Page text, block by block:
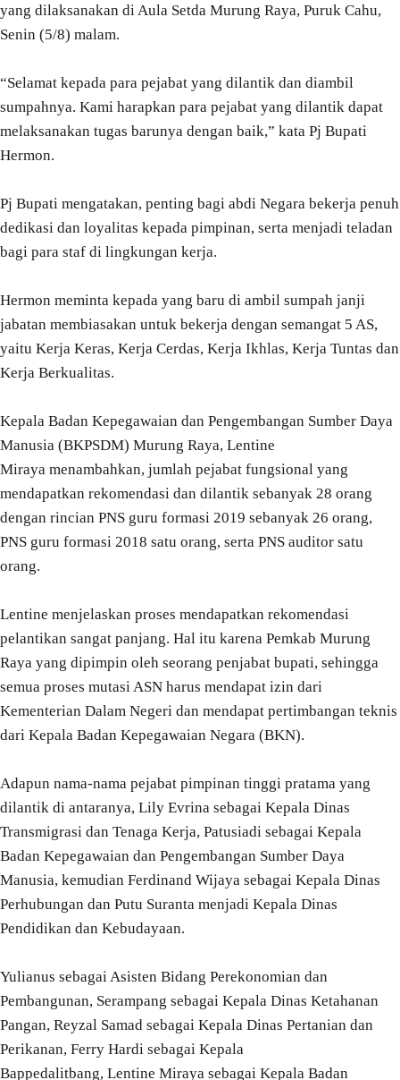
yang dilaksanakan di Aula Setda Murung Raya, Puruk Cahu,
Senin (5/8) malam.
“Selamat kepada para pejabat yang dilantik dan diambil
sumpahnya. Kami harapkan para pejabat yang dilantik dapat
melaksanakan tugas barunya dengan baik,” kata Pj Bupati
Hermon.
Pj Bupati mengatakan, penting bagi abdi Negara bekerja penuh
dedikasi dan loyalitas kepada pimpinan, serta menjadi teladan
bagi para staf di lingkungan kerja.
Hermon meminta kepada yang baru di ambil sumpah janji
jabatan membiasakan untuk bekerja dengan semangat 5 AS,
yaitu Kerja Keras, Kerja Cerdas, Kerja Ikhlas, Kerja Tuntas dan
Kerja Berkualitas.
Kepala Badan Kepegawaian dan Pengembangan Sumber Daya
Manusia (BKPSDM) Murung Raya, Lentine
Miraya menambahkan, jumlah pejabat fungsional yang
mendapatkan rekomendasi dan dilantik sebanyak 28 orang
dengan rincian PNS guru formasi 2019 sebanyak 26 orang,
PNS guru formasi 2018 satu orang, serta PNS auditor satu
orang.
Lentine menjelaskan proses mendapatkan rekomendasi
pelantikan sangat panjang. Hal itu karena Pemkab Murung
Raya yang dipimpin oleh seorang penjabat bupati, sehingga
semua proses mutasi ASN harus mendapat izin dari
Kementerian Dalam Negeri dan mendapat pertimbangan teknis
dari Kepala Badan Kepegawaian Negara­ (BKN).
Adapun nama-nama pejabat pimpinan tinggi pratama yang
dilantik di antaranya, Lily Evrina sebagai Kepala Dinas
Transmigrasi dan Tenaga Kerja, Patusiadi sebagai Kepala
Badan Kepegawaian dan Pengembangan Sumber Daya
Manusia, kemudian Ferdinand Wijaya sebagai Kepala Dinas
Perhubungan dan Putu Suranta menjadi Kepala Dinas
Pendidikan dan Kebudayaan.
Yulianus sebagai Asisten Bidang Perekonomian dan
Pembangunan, Serampang sebagai Kepala Dinas Ketahanan
Pangan, Reyzal Samad sebagai Kepala Dinas Pertanian dan
Perikanan, Ferry Hardi sebagai Kepala
Bappedalitbang, Lentine Miraya sebagai Kepala Badan